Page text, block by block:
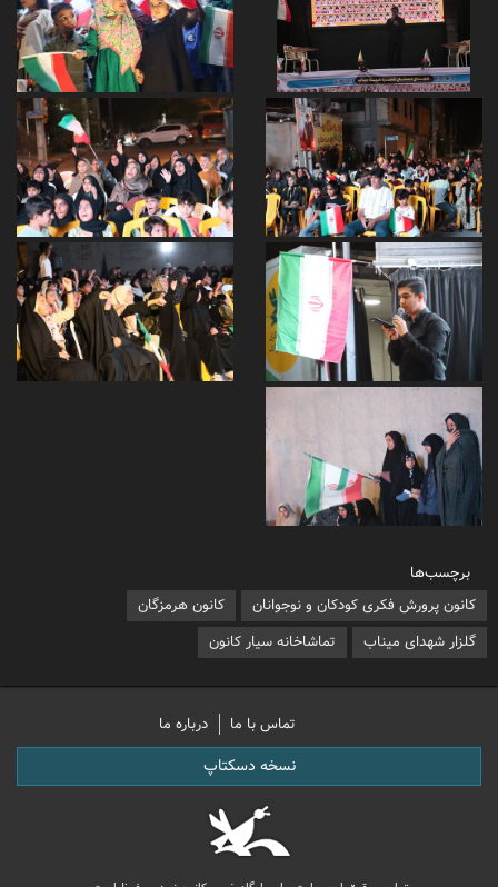
برچسب‌ها
کانون پرورش فکری کودکان و نوجوانان
کانون هرمزگان
گلزار شهدای میناب
تماشاخانه سیار کانون
تماس با ما درباره ما
نسخه دسکتاپ